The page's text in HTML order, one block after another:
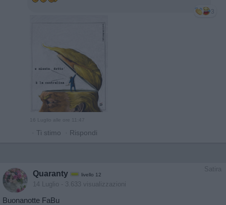
3
16 Luglio alle ore 11:47
· Ti stimo · Rispondi
Satira
Quaranty livello 12
14 Luglio - 3.633 visualizzazioni
Buonanotte FaBu